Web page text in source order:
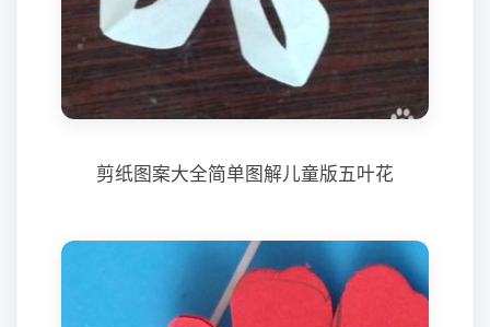
剪纸图案大全简单图解儿童版五叶花